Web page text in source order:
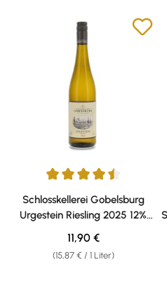
Durchschnittliche Bewertung
Schlosskellerei Gobelsburg
Urgestein Riesling 2025 12%
vol. 0,75l
(15,87 € / 1 Liter)
Regulärer Preis:
11,90 €